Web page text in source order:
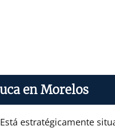
en Morelos
estratégicamente